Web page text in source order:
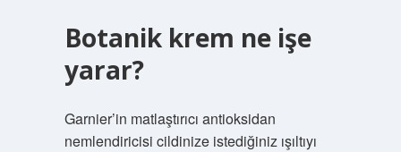
Botanik krem ne işe
yarar?
Garnier’in matlaştırıcı antioksidan
nemlendiricisi cildinize istediğiniz ışıltıyı